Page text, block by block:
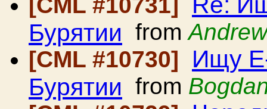
Бурятии from
[CML #10730]
Ищу
Бурятии from